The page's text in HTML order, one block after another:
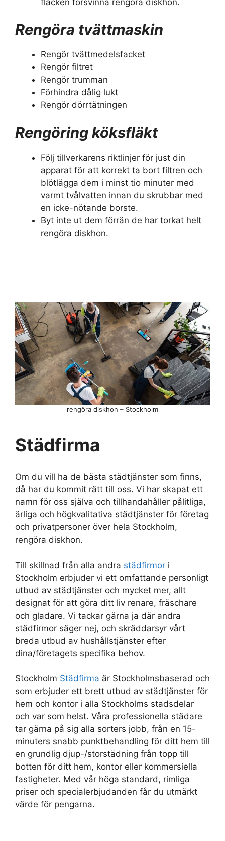
Rengöra tvättmaskin
Rengör tvättmedelsfacket
Rengör filtret
Rengör trumman
Förhindra dålig lukt
Rengör dörrtätningen
Rengöring köksfläkt
Följ tillverkarens riktlinjer för just din
apparat för att korrekt ta bort filtren och
blötlägga dem i minst tio minuter med
varmt tvålvatten innan du skrubbar med
en icke-nötande borste.
Byt inte ut dem förrän de har torkat helt
rengöra diskhon.
Städfirma
Om du vill ha de bästa städtjänster som finns,
då har du kommit rätt till oss. Vi har skapat ett
namn för oss själva och tillhandahåller pålitliga,
ärliga och högkvalitativa städtjänster för företag
och privatpersoner över hela Stockholm,
rengöra diskhon.
Till skillnad från alla andra städfirmor i
Stockholm erbjuder vi ett omfattande personligt
utbud av städtjänster och mycket mer, allt
designat för att göra ditt liv renare, fräschare
och gladare. Vi tackar gärna ja där andra
städfirmor säger nej, och skräddarsyr vårt
breda utbud av hushållstjänster efter
dina/företagets specifika behov.
Stockholm Städfirma är Stockholmsbaserad och
som erbjuder ett brett utbud av städtjänster för
hem och kontor i alla Stockholms stadsdelar
och var som helst. Våra professionella städare
tar gärna på sig alla sorters jobb, från en 15-
minuters snabb punktbehandling för ditt hem till
en grundlig djup-/storstädning från topp till
botten för ditt hem, kontor eller kommersiella
fastigheter. Med vår höga standard, rimliga
priser och specialerbjudanden får du utmärkt
värde för pengarna.
rengöra diskhon – Stockholm